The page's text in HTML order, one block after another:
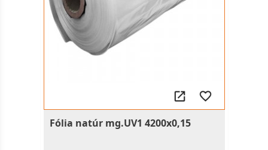
Fólia natúr mg.UV1 4200x0,15